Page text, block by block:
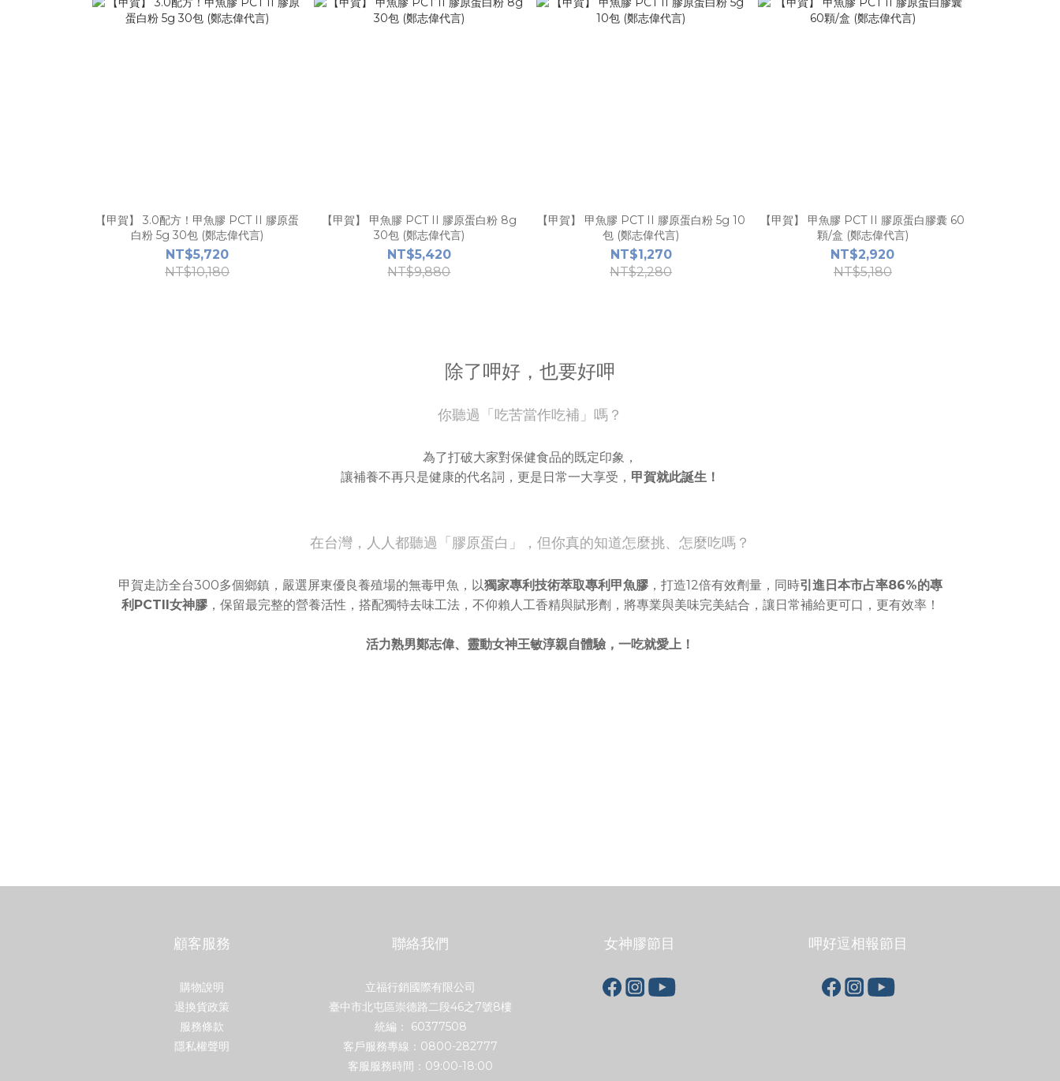
【甲賀】 3.0配方！甲魚膠 PCT II 膠原蛋
白粉 5g 30包 (鄭志偉代言)
NT$5,720
NT$10,180
【甲賀】 甲魚膠 PCT II 膠原蛋白粉 8g
30包 (鄭志偉代言)
NT$5,420
NT$9,880
【甲賀】 甲魚膠 PCT II 膠原蛋白粉 5g 10
包 (鄭志偉代言)
NT$1,270
NT$2,280
【甲賀】 甲魚膠 PCT II 膠原蛋白膠囊 60
顆/盒 (鄭志偉代言)
NT$2,920
NT$5,180
除了呷好，也要好呷
你聽過「吃苦當作吃補」嗎？
為了打破大家對保健食品的既定印象，
讓補養不再只是健康的代名詞，更是日常一大享受， 甲賀就此誕生！
在台灣，人人都聽過「膠原蛋白」，但你真的知道怎麼挑、怎麼吃嗎？
甲賀走訪全台300多個鄉鎮，嚴選屏東優良養殖場的無毒甲魚，以獨家專利技術萃取專利甲魚膠，打造12倍有效劑量，同時引進日本市占率86%的專
利PCTII女神膠，保留最完整的營養活性，搭配獨特去味工法，不仰賴人工香精與賦形劑，將專業與美味完美結合，讓日常補給更可口，更有效率！
活力熟男鄭志偉、靈動女神王敏淳親自體驗，一吃就愛上！
顧客服務
購物說明
退換貨政策
服務條款
隱私權聲明
聯絡我們
立福行銷國際有限公司
臺中市北屯區崇德路二段46之7號8樓
統編： 60377508
客戶服務專線：0800-282777
客服服務時間：09:00-18:00
女神膠節目 呷好逗相報節目